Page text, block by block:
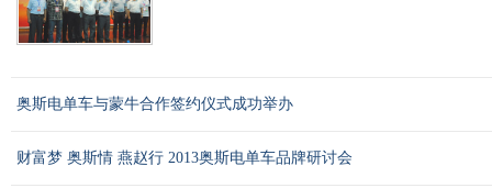
奥斯电单车与蒙牛合作签约仪式成功举办
财富梦 奥斯情 燕赵行 2013奥斯电单车品牌研讨会